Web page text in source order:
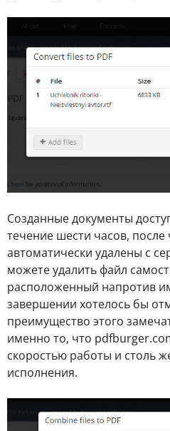
Созданные документы
течение шести часов, после
автоматически удалены с
можете удалить файл
расположенный напротив
завершении хотелось бы
преимущество этого
именно то, что
скоростью работы и столь
исполнения.